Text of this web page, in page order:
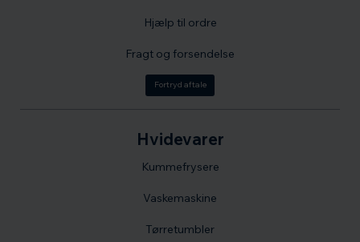
Hvidevarer
Kummefrysere
Vaskemaskine
Tørretumbler
Hjælp til ordre
Fragt og forsendelse
Fortryd aftale